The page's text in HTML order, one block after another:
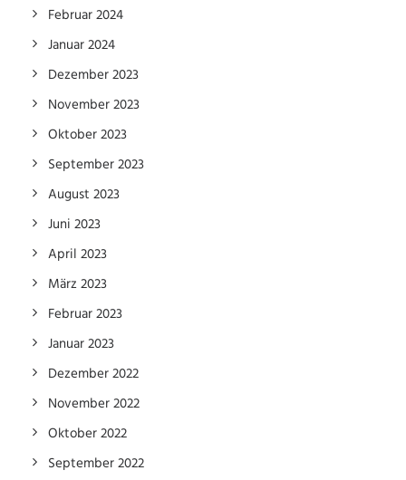
Februar 2024
Januar 2024
Dezember 2023
November 2023
Oktober 2023
September 2023
August 2023
Juni 2023
April 2023
März 2023
Februar 2023
Januar 2023
Dezember 2022
November 2022
Oktober 2022
September 2022